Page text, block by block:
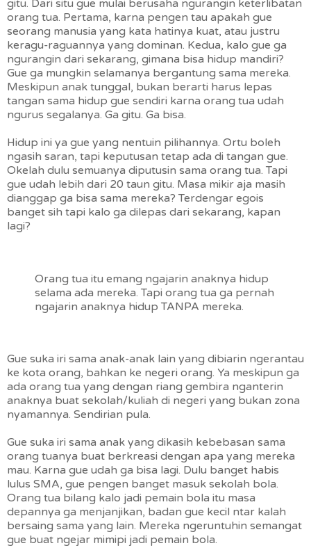
gitu. Dari situ gue mulai berusaha ngurangin keterlibatan
orang tua. Pertama, karna pengen tau apakah gue
seorang manusia yang kata hatinya kuat, atau justru
keragu-raguannya yang dominan. Kedua, kalo gue ga
ngurangin dari sekarang, gimana bisa hidup mandiri?
Gue ga mungkin selamanya bergantung sama mereka.
Meskipun anak tunggal, bukan berarti harus lepas
tangan sama hidup gue sendiri karna orang tua udah
ngurus segalanya. Ga gitu. Ga bisa.
Hidup ini ya gue yang nentuin pilihannya. Ortu boleh
ngasih saran, tapi keputusan tetap ada di tangan gue.
Okelah dulu semuanya diputusin sama orang tua. Tapi
gue udah lebih dari 20 taun gitu. Masa mikir aja masih
dianggap ga bisa sama mereka? Terdengar egois
banget sih tapi kalo ga dilepas dari sekarang, kapan
lagi?
Orang tua itu emang ngajarin anaknya hidup
selama ada mereka. Tapi orang tua ga pernah
ngajarin anaknya hidup TANPA mereka.
Gue suka iri sama anak-anak lain yang dibiarin ngerantau
ke kota orang, bahkan ke negeri orang. Ya meskipun ga
ada orang tua yang dengan riang gembira nganterin
anaknya buat sekolah/kuliah di negeri yang bukan zona
nyamannya. Sendirian pula.
Gue suka iri sama anak yang dikasih kebebasan sama
orang tuanya buat berkreasi dengan apa yang mereka
mau. Karna gue udah ga bisa lagi. Dulu banget habis
lulus SMA, gue pengen banget masuk sekolah bola.
Orang tua bilang kalo jadi pemain bola itu masa
depannya ga menjanjikan, badan gue kecil ntar kalah
bersaing sama yang lain. Mereka ngeruntuhin semangat
gue buat ngejar mimipi jadi pemain bola.